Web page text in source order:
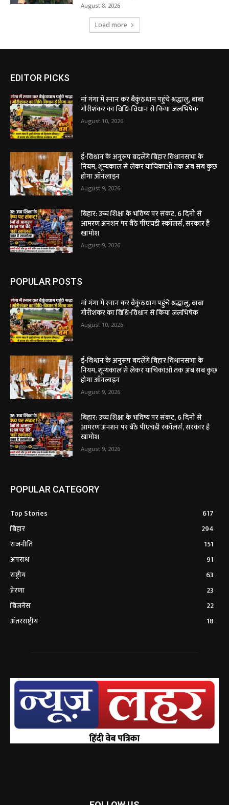
August 8, 2026
Load more
EDITOR PICKS
मां गंगा में स्नान कर बैकुंठधाम पहुंचे श्रद्धालु, बाबा
गौरीशंकर का विधि-विधान से किया जलभिषेक
August 10, 2026
ई-विधान के अनुरूप बदलेंगे बिहार विधानसभा के
नियम, शून्यकाल से लेकर याचिकाओं तक अब सब कुछ
होगा ऑनलाइन
August 9, 2026
बिहार: उच्च शिक्षा के भविष्य पर संकट, 6 दिनों से
आमरण अनशन पर बैठे पीएचडी स्कॉलर्स, सरकार है
खामोश
August 9, 2026
POPULAR POSTS
मां गंगा में स्नान कर बैकुंठधाम पहुंचे श्रद्धालु, बाबा
गौरीशंकर का विधि-विधान से किया जलभिषेक
August 10, 2026
ई-विधान के अनुरूप बदलेंगे बिहार विधानसभा के
नियम, शून्यकाल से लेकर याचिकाओं तक अब सब कुछ
होगा ऑनलाइन
August 9, 2026
बिहार: उच्च शिक्षा के भविष्य पर संकट, 6 दिनों से
आमरण अनशन पर बैठे पीएचडी स्कॉलर्स, सरकार है
खामोश
August 9, 2026
POPULAR CATEGORY
Top Stories
617
बिहार
294
राजनीति
151
अपराध
91
राष्ट्रीय
63
प्रेरणा
23
बिजनेस
22
अंतरराष्ट्रीय
18